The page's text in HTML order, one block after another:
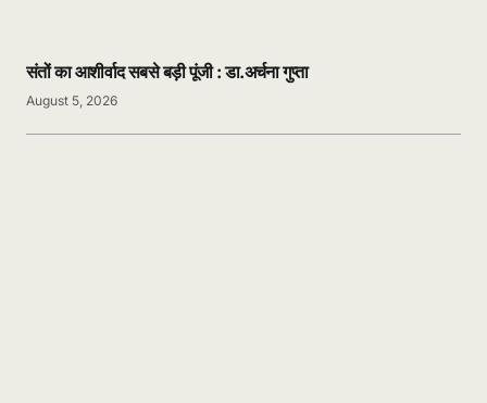
संतों का आशीर्वाद सबसे बड़ी पूंजी : डा.अर्चना गुप्ता
August 5, 2026